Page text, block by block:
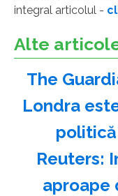
integral articolul -
Alte
The
Londra
Reuters:
aproape